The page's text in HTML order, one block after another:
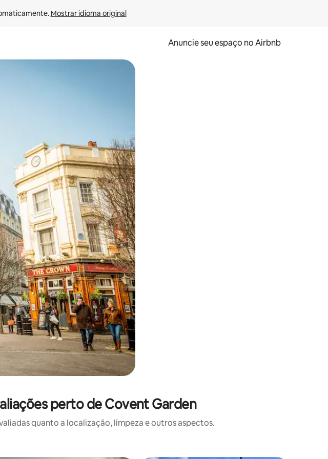
Mostrar idioma original
Anuncie seu espaço no Airbnb
do teclado ou tocando e deslizando o dedo na tela.
perto de Covent Garden
quanto a localização, limpeza e outros aspectos.